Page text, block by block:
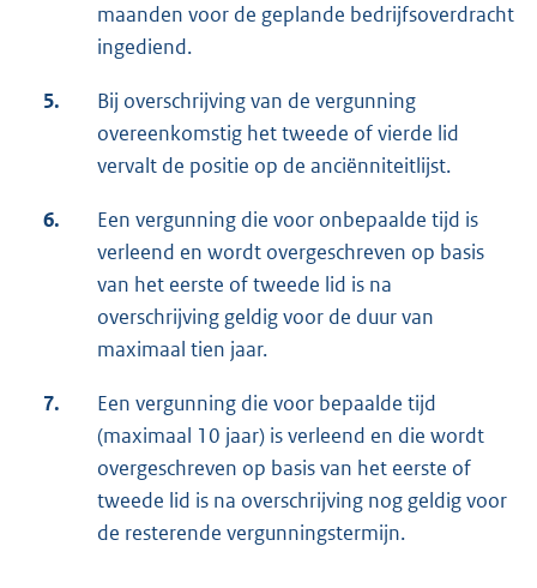
maanden voor de geplande bedrijfsoverdracht
ingediend.
5.
Bij overschrijving van de vergunning
overeenkomstig het tweede of vierde lid
vervalt de positie op de anciënniteitlijst.
6.
Een vergunning die voor onbepaalde tijd is
verleend en wordt overgeschreven op basis
van het eerste of tweede lid is na
overschrijving geldig voor de duur van
maximaal tien jaar.
7.
Een vergunning die voor bepaalde tijd
(maximaal 10 jaar) is verleend en die wordt
overgeschreven op basis van het eerste of
tweede lid is na overschrijving nog geldig voor
de resterende vergunningstermijn.